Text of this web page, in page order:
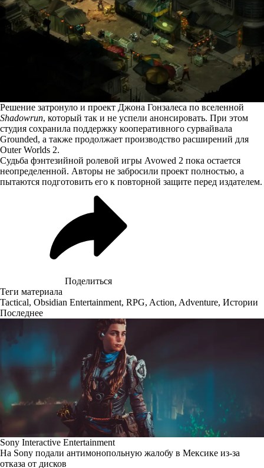
Решение затронуло и проект Джона Гонзалеса по вселенной
Shadowrun, который так и не успели анонсировать. При этом
студия сохранила поддержку кооперативного сурвайвала
Grounded, а также продолжает производство расширений для
Outer Worlds 2.
Судьба фэнтезийной ролевой игры Avowed 2 пока остается
неопределенной. Авторы не забросили проект полностью, а
пытаются подготовить его к повторной защите перед издателем.
Поделиться
Теги материала
Tactical, Obsidian Entertainment, RPG, Action, Adventure, Истории
Последнее
Sony Interactive Entertainment
На Sony подали антимонопольную жалобу в Мексике из-за
отказа от дисков